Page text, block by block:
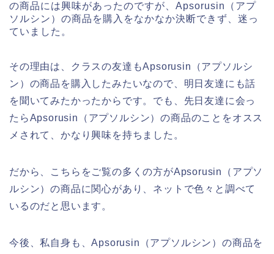
の商品には興味があったのですが、Apsorusin（アプ
ソルシン）の商品を購入をなかなか決断できず、迷っ
ていました。
その理由は、クラスの友達もApsorusin（アプソルシ
ン）の商品を購入したみたいなので、明日友達にも話
を聞いてみたかったからです。でも、先日友達に会っ
たらApsorusin（アプソルシン）の商品のことをオスス
メされて、かなり興味を持ちました。
だから、こちらをご覧の多くの方がApsorusin（アプソ
ルシン）の商品に関心があり、ネットで色々と調べて
いるのだと思います。
今後、私自身も、Apsorusin（アプソルシン）の商品を